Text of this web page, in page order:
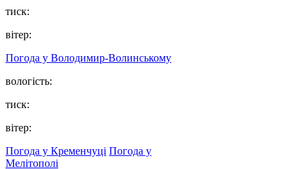
тиск:
вітер:
Погода у Володимир-Волинському
вологість:
тиск:
вітер:
Погода у Кременчуці Погода у
Мелітополі